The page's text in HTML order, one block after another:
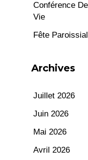
Conférence
Vie
Fête
Archives
Juillet 2026
Juin 2026
Mai 2026
Avril 2026